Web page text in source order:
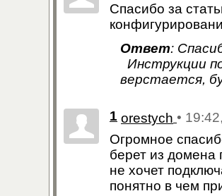
Спасибо за
Ответ:
Инструкции
верстается,
1 orestych •
Огромное
берет из домена
не хочет
понятно в чем